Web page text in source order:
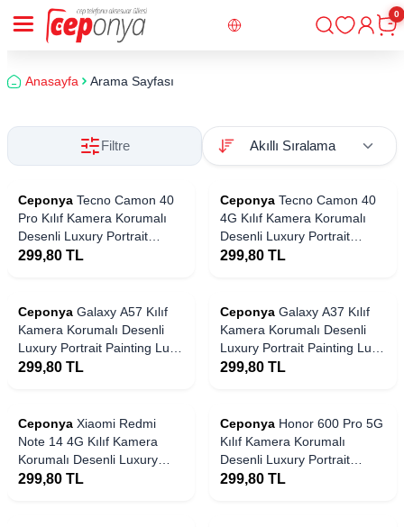
Giriş
0
Anasayfa Arama Sayfası
Filtre
Ceponya Tecno Camon 40
Pro Kılıf Kamera Korumalı
Desenli Luxury Portrait
Painting Lusi Kapak
299,80 TL
Ceponya Tecno Camon 40
4G Kılıf Kamera Korumalı
Desenli Luxury Portrait
Painting Lusi Kapak
299,80 TL
Ceponya Galaxy A57 Kılıf
Kamera Korumalı Desenli
Luxury Portrait Painting Lusi
Kapak
299,80 TL
Ceponya Galaxy A37 Kılıf
Kamera Korumalı Desenli
Luxury Portrait Painting Lusi
Kapak
299,80 TL
Ceponya Xiaomi Redmi
Note 14 4G Kılıf Kamera
Korumalı Desenli Luxury
Portrait Painting Lusi Kapak
299,80 TL
Ceponya Honor 600 Pro 5G
Kılıf Kamera Korumalı
Desenli Luxury Portrait
Painting Lusi Kapak
299,80 TL